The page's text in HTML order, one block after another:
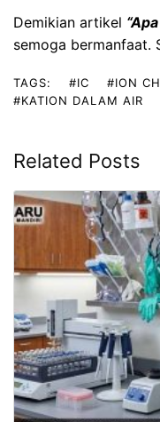
Demikian artikel “
semoga bermanfaat.
TAGS: #IC #ION
#KATION DALAM AIR
Related Posts